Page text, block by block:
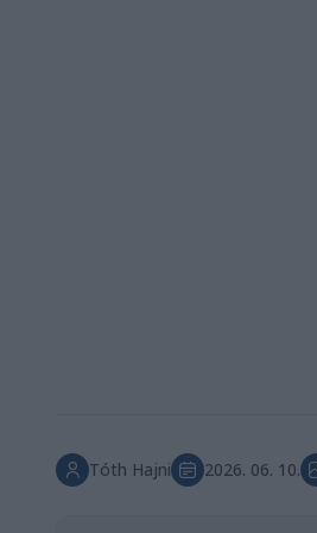
Tóth Hajni 2026. 06. 10.